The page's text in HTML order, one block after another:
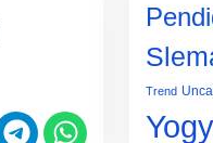
Trend